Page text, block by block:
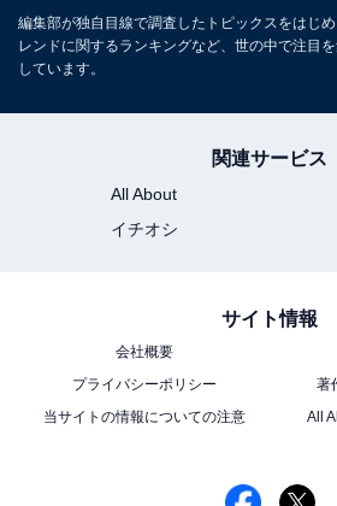
ランキング！ 2位「ぐ
1
編集部が独自目線で調査したトピックスをはじ
レンドに関するランキングなど、世の中で注目
しています。
関連サービス
All About
イチオシ
サイト情報
会社概要
プライバシーポリシー
著
当サイトの情報についての注意
All